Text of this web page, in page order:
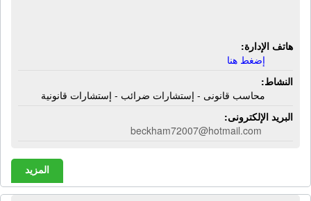
هاتف الإدارة:
إضغط هنا
النشاط:
محاسب قانونى - إستشارات ضرائب - إستشارات قانونية
البريد الإلكترونى:
beckham72007@hotmail.com
المزيد